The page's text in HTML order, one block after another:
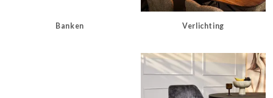
Banken Verlichting